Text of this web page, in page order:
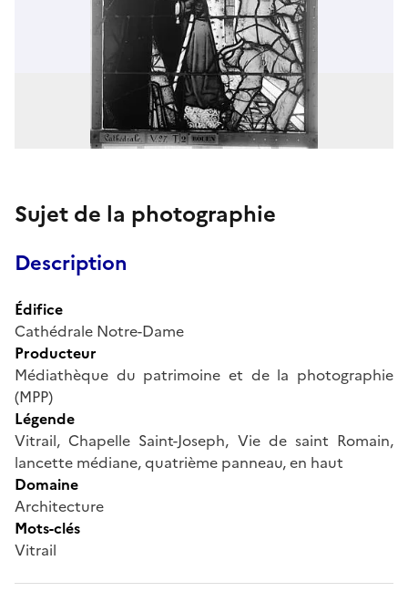
Sujet de la photographie
Description
Édifice
Cathédrale Notre-Dame
Producteur
Médiathèque du patrimoine et de la photographie
(MPP)
Légende
Vitrail, Chapelle Saint-Joseph, Vie de saint Romain,
lancette médiane, quatrième panneau, en haut
Domaine
Architecture
Mots-clés
Vitrail